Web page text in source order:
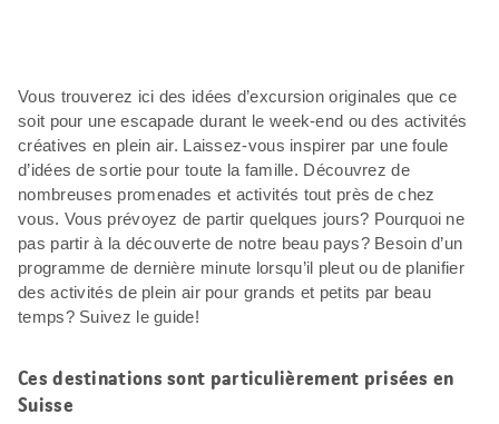
Vous trouverez ici des idées d’excursion originales que ce
soit pour une escapade durant le week-end ou des activités
créatives en plein air. Laissez-vous inspirer par une foule
d’idées de sortie pour toute la famille. Découvrez de
nombreuses promenades et activités tout près de chez
vous. Vous prévoyez de partir quelques jours? Pourquoi ne
pas partir à la découverte de notre beau pays? Besoin d’un
programme de dernière minute lorsqu’il pleut ou de planifier
des activités de plein air pour grands et petits par beau
temps? Suivez le guide!
Ces destinations sont particulièrement prisées en
Suisse